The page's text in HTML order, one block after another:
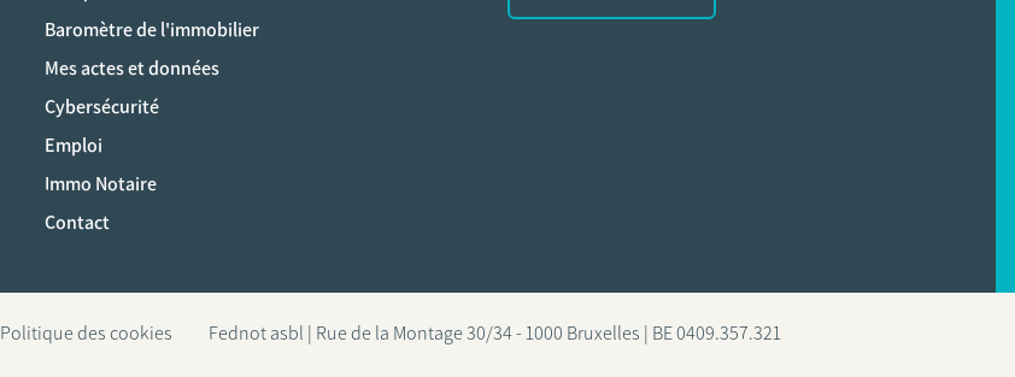
Baromètre de l'immobilier
Mes actes et données
Cybersécurité
Emploi
Immo Notaire
Contact
Politique des cookies Fednot asbl | Rue de la Montage 30/34 - 1000 Bruxelles | BE 0409.357.321